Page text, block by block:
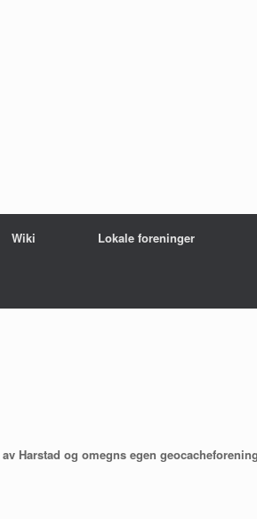
Wiki Lokale foreninger
Harstad og omegns egen